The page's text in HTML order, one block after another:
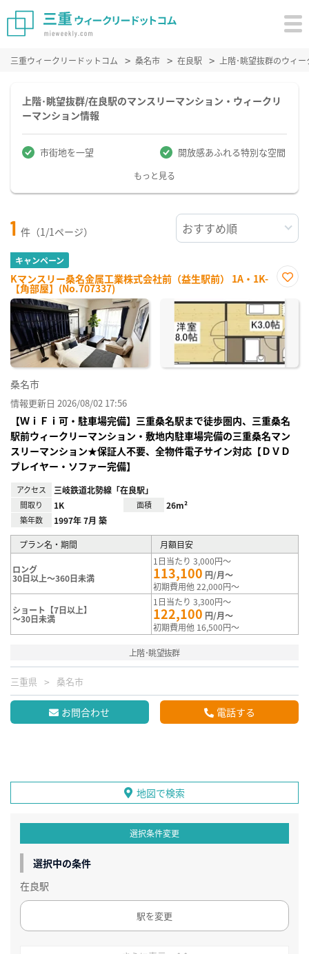
三重ウィークリードットコム 桑名市 在良駅 上階･眺望抜群のウィ
上階･眺望抜群/在良駅のマンスリーマンション・ウィークリ
ーマンション情報
市街地を一望 開放感あふれる特別な空間
もっと見る
1 件（1/1ページ）
キャンペーン
Kマンスリー桑名金属工業株式会社前（益生駅前） 1A・1K-
【角部屋】(No.707337)
に入
り登
録
桑名市
情報更新日 2026/08/02 17:56
【ＷｉＦｉ可・駐車場完備】三重桑名駅まで徒歩圏内、三重桑名
駅前ウィークリーマンション・敷地内駐車場完備の三重桑名マン
スリーマンション★保証人不要、全物件電子サイン対応【ＤＶＤ
プレイヤー・ソファー完備】
アクセス 三岐鉄道北勢線「在良駅」
間取り 1K 面積 26m²
築年数 1997年 7月 築
プラン名・期間 月額目安
ロング
30日以上～360日未満
1日当たり 3,000円～
113,100 円/月～
初期費用他 22,000円～
ショート【7日以上】
～30日未満
1日当たり 3,300円～
122,100 円/月～
初期費用他 16,500円～
上階･眺望抜群
三重県 桑名市
お問合わせ 電話する
地図で検索
選択条件変更
選択中の条件
在良駅
駅を変更